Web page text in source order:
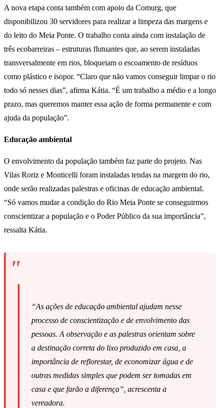
A nova etapa conta também com apoio da Comurg, que
disponibilizou 30 servidores para realizar a limpeza das margens e
do leito do Meia Ponte. O trabalho conta ainda com instalação de
três ecobarreiras – estruturas flutuantes que, ao serem instaladas
transversalmente em rios, bloqueiam o escoamento de resíduos
como plástico e isopor. “Claro que não vamos conseguir limpar o rio
todo só nesses dias”, afirma Kátia. “É um trabalho a médio e a longo
prazo, mas queremos manter essa ação de forma permanente e com
ajuda da população”.
Educação ambiental
O envolvimento da população também faz parte do projeto. Nas
Vilas Roriz e Monticelli foram instaladas tendas na margem do rio,
onde serão realizadas palestras e oficinas de educação ambiental.
“Só vamos mudar a condição do Rio Meia Ponte se conseguirmos
conscientizar a população e o Poder Público da sua importância”,
ressalta Kátia.
“As ações de educação ambiental ajudam nesse
processo de conscientização e de envolvimento das
pessoas. A observação e as palestras orientam sobre
a destinação correta do lixo produzido em casa, a
importância de reflorestar, de economizar água e de
outras medidas simples que podem ser tomadas em
casa e que farão a diferença”, acrescenta a
vereadora.